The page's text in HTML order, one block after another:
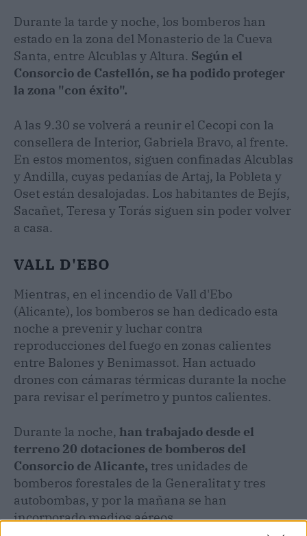
Durante la tarde y noche, los bomberos han
estado en la zona del Monasterio de la Cueva
Santa, entre Alcublas y Altura. Según el
Consorcio de Castellón, se ha podido proteger
la zona "con éxito".
A las 9.30 se volverá a reunir el Cecopi con la
consellera de Interior, Gabriela Bravo, al frente.
En estos momentos, siguen confinadas Alcublas
y Andilla, cuyas pedanías de Artaj, la Pobleta y
Oset están desalojadas. Los habitantes de Bejís,
Sacañet, Teresa y Torás siguen sin poder volver
a casa.
VALL D'EBO
Mientras, en el incendio de Vall d'Ebo
(Alicante), los bomberos se han dedicado esta
noche a prevenir y luchar contra
reproducciones del fuego en zonas calientes
entre Balones y Benimassot. Han actuado
drones con cámaras térmicas durante la noche
para revisar el perímetro y puntos calientes.
Durante la noche, han trabajado desde el
terreno 20 dotaciones de bomberos del
Consorcio de Alicante, tres unidades de
bomberos forestales de la Generalitat y tres
autobombas, y por la mañana se han
incorporado medios aéreos.